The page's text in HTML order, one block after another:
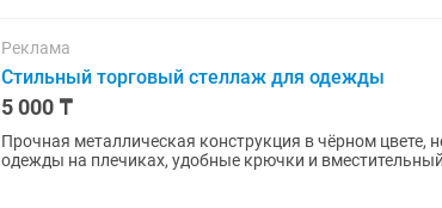
Реклама
Стильный торговый стеллаж для одежды
5 000 ₸
Прочная металлическая конструкция в чёрном цвете,
одежды на плечиках, удобные крючки и